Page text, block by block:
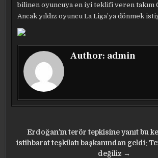
bilinen oyuncuya en iyi teklifi veren takım
Ancak yıldız oyuncu La Liga’ya dönmek
Author: admin
Yazı
gezinmesi
Erdoğan’ın terör tepkisine yanıt bu
istihbarat teşkilatı başkanından geldi:
değiliz →